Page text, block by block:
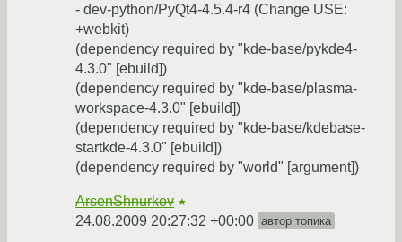
- dev-python/PyQt4-4.5.4-r4 (Change USE:
+webkit)
(dependency required by "kde-base/pykde4-
4.3.0" [ebuild])
(dependency required by "kde-base/plasma-
workspace-4.3.0" [ebuild])
(dependency required by "kde-base/kdebase-
startkde-4.3.0" [ebuild])
(dependency required by "world" [argument])
ArsenShnurkov ★
24.08.2009 20:27:32 +00:00 автор топика